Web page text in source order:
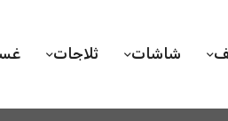
شاشات ثلاجات